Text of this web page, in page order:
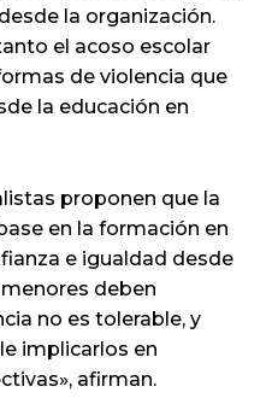
la organización.
el acoso escolar
de violencia que
la educación en
proponen que la
en la formación en
e igualdad desde
deben
no es tolerable, y
implicarlos en
afirman.